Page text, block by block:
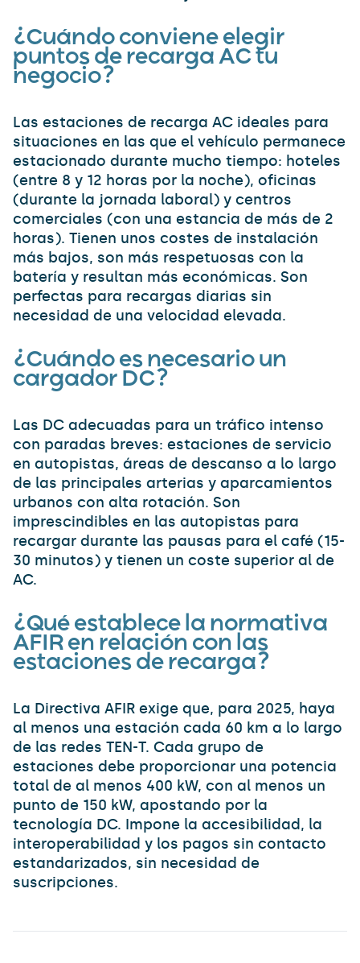
¿Cuándo conviene elegir
puntos de recarga AC tu
negocio?
Las estaciones de recarga AC ideales para
situaciones en las que el vehículo permanece
estacionado durante mucho tiempo: hoteles
(entre 8 y 12 horas por la noche), oficinas
(durante la jornada laboral) y centros
comerciales (con una estancia de más de 2
horas). Tienen unos costes de instalación
más bajos, son más respetuosas con la
batería y resultan más económicas. Son
perfectas para recargas diarias sin
necesidad de una velocidad elevada.
¿Cuándo es necesario un
cargador DC?
Las DC adecuadas para un tráfico intenso
con paradas breves: estaciones de servicio
en autopistas, áreas de descanso a lo largo
de las principales arterias y aparcamientos
urbanos con alta rotación. Son
imprescindibles en las autopistas para
recargar durante las pausas para el café (15-
30 minutos) y tienen un coste superior al de
AC.
¿Qué establece la normativa
AFIR en relación con las
estaciones de recarga?
La Directiva AFIR exige que, para 2025, haya
al menos una estación cada 60 km a lo largo
de las redes TEN-T. Cada grupo de
estaciones debe proporcionar una potencia
total de al menos 400 kW, con al menos un
punto de 150 kW, apostando por la
tecnología DC. Impone la accesibilidad, la
interoperabilidad y los pagos sin contacto
estandarizados, sin necesidad de
suscripciones.